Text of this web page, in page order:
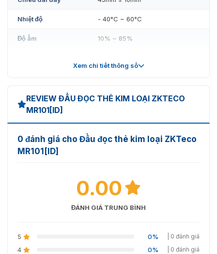
Nhiệt độ - 40°C ~ 60°C
Độ ẩm 10% ~ 85%
Trọng lượng 300g
Tiêu chuẩn bảo vệ
Xem chi tiết thông số
REVIEW ĐẦU ĐỌC THẺ KIM LOẠI ZKTECO
MR101[ID]
0 đánh giá cho Đầu đọc thẻ kim loại ZKTeco
MR101[ID]
0.00
ĐÁNH GIÁ TRUNG BÌNH
5 0% | 0 đánh giá
4 0% | 0 đánh giá